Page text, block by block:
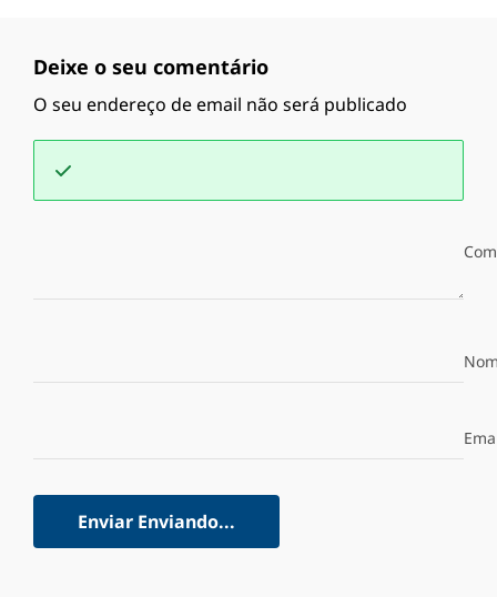
Deixe o seu comentário
O seu endereço de email não será publicado
Enviar Enviando...